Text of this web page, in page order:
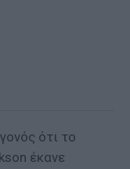
ότι το
έκανε